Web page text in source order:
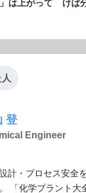
は上がって
けば
登
Engineer
計・プロセス安全
「化学プラント大